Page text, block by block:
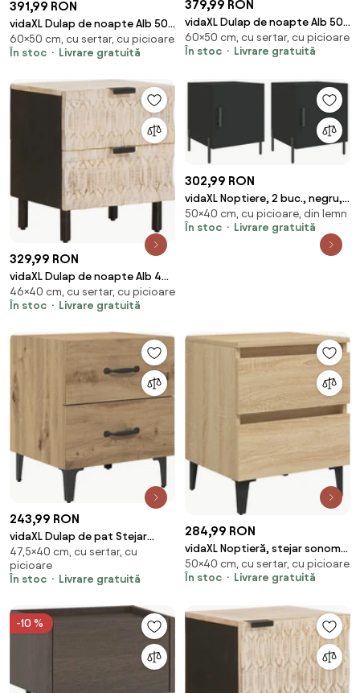
391,99 RON
vidaXL Dulap de noapte Alb 50
x 33 x 60 cm Lemn de mango
solid
60×50 cm, cu sertar, cu picioare
În stoc
Livrare gratuită
379,99 RON
vidaXL Dulap de noapte Alb 50
x 33 x 60 cm Lemn de mango
solid
60×50 cm, cu sertar, cu picioare
În stoc
Livrare gratuită
329,99 RON
vidaXL Dulap de noapte Alb 40
x 33 x 46 cm Lemn de mango
solid
46×40 cm, cu sertar, cu picioare
În stoc
Livrare gratuită
302,99 RON
vidaXL Noptiere, 2 buc., negru,
40x40x50 cm, lemn compozit
50×40 cm, cu picioare, din lemn
În stoc
Livrare gratuită
243,99 RON
vidaXL Dulap de pat Stejar
Artizanal 40 x 35 x 47,5 cm
Lemn compozit
47,5×40 cm, cu sertar, cu
picioare
În stoc
Livrare gratuită
284,99 RON
vidaXL Noptieră, stejar sonoma,
40x35x50 cm, PAL
50×40 cm, cu sertar, cu picioare
În stoc
Livrare gratuită
-10 %